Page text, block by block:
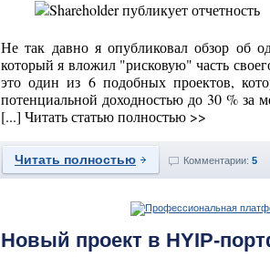
Не так давно я опубликовал обзор об
который я вложил "рисковую" часть
это один из 6 подобных проектов,
потенциальной доходностью до 30 % за
[...] Читать статью полностью >>
Читать полностью Комментарии: 5
Новый проект в HYIP-